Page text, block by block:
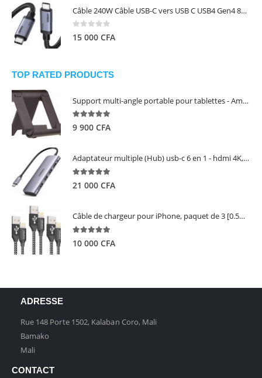
Câble 240W Câble USB-C vers USB C USB4 Gen4 80Gbps pour Thunderbolt 5/4/3, Premium 18K double écran triple 4K PD3.1 - UGREEN
0 out of 5
15 000 CFA
TOP RATED PRODUCTS
Support multi-angle portable pour tablettes - Amazon Basics
5.00out of 5
9 900 CFA
Adaptateur multiple (Hub) usb-c 6 en 1 - hdmi 4K, 3 ports USB 3.0 et lecteur de carte sd tf - UGREEN
5.00out of 5
21 000 CFA
Câble de chargeur pour iPhone, paquet de 3 [0.5M 1M 2M] - GIANAC
10 000 CFA
ADRESSE
Rue 148 Porte 1502, Kalaban Coro, Mali
Bamako
Mali
CONTACT